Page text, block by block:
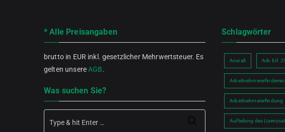
* Alle Preisangaben
brutto in EUR inkl. gesetzlicher Mehrwertsteuer. Es
gelten unsereAGB.
Was suchen Sie?
Search
Schlagwörter
Anwalt Arb.Erf.
Arbeitnehmererfindung
Aufteilung des